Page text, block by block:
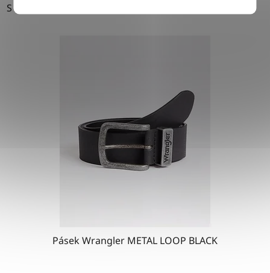
S
Pásek Wrangler METAL LOOP BLACK